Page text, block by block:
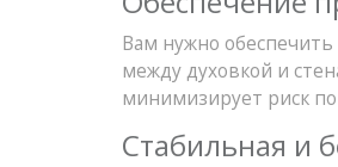
Вам нужно обеспечить
между духовкой и
минимизирует риск
Стабильная и